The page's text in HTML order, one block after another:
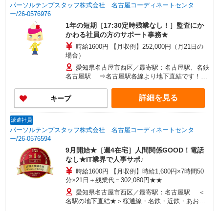
パーソルテンプスタッフ株式会社 名古屋コーディネートセンタ
ー/26-0576976
1年の短期［17:30定時残業なし！］監査にか
かわる社員の方のサポート事務★
時給1600円 【月収例】252,000円（月21日の
場合）
愛知県名古屋市西区／最寄駅：名古屋駅、名鉄
名古屋駅 ⇒名古屋駅各線より地下直結です！紫
キープ 詳細を見る
派遣社員
パーソルテンプスタッフ株式会社 名古屋コーディネートセンタ
ー/26-0576594
9月開始★［週4在宅］人間関係GOOD！電話
なし★IT業界で人事サポ♪
時給1600円 【月収例】時給1,600円×7時間50
分×21日＋残業代＝302,080円★★
愛知県名古屋市西区／最寄駅：名古屋駅 ＜
名駅の地下直結★＞桜通線・名鉄・近鉄・あおな